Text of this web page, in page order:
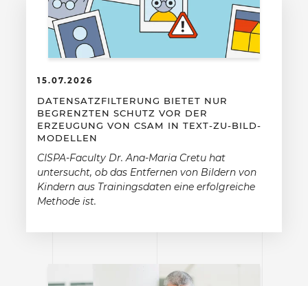
15.07.2026
DATENSATZFILTERUNG BIETET NUR
BEGRENZTEN SCHUTZ VOR DER
ERZEUGUNG VON CSAM IN TEXT-ZU-BILD-
MODELLEN
CISPA-Faculty Dr. Ana-Maria Cretu hat
untersucht, ob das Entfernen von Bildern von
Kindern aus Trainingsdaten eine erfolgreiche
Methode ist.